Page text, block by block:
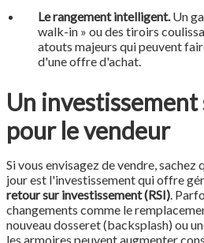
Le rangement intelligent.Un
walk-in » ou des tiroirs
atouts majeurs qui peuvent
d'une offre d'achat.
Un
pour le vendeur
Si vous envisagez de vendre, sachez
jour est l'investissement qui offre
retour sur investissement (RSI).
changements comme le
nouveau dosseret (backsplash) ou
les armoires peuvent augmenter